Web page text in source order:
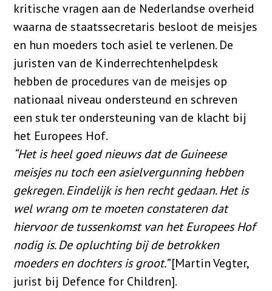
kritische vragen aan de Nederlandse overheid
waarna de staatssecretaris besloot de meisjes
en hun moeders toch asiel te verlenen. De
juristen van de Kinderrechtenhelpdesk
hebben de procedures van de meisjes op
nationaal niveau ondersteund en schreven
een stuk ter ondersteuning van de klacht bij
het Europees Hof.
“Het is heel goed nieuws dat de Guineese
meisjes nu toch een asielvergunning hebben
gekregen. Eindelijk is hen recht gedaan. Het is
wel wrang om te moeten constateren dat
hiervoor de tussenkomst van het Europees Hof
nodig is. De opluchting bij de betrokken
moeders en dochters is groot.”[Martin Vegter,
jurist bij Defence for Children].